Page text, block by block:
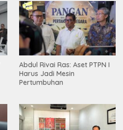
Abdul Rivai Ras: Aset PTPN I
Harus Jadi Mesin
Pertumbuhan